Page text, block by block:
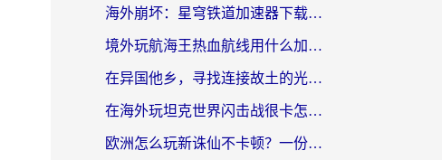
海外崩坏：星穹铁道加速器下载安装：一份给游子的终极网络指南
境外玩航海王热血航线用什么加速器？2026海外玩家实测最优方案（附欧洲问道堡垒前线加速技巧）
在异国他乡，寻找连接故土的光明大陆免费加速器
在海外玩坦克世界闪击战很卡怎么办？老玩家亲测有效的加速器选择指南
欧洲怎么玩新诛仙不卡顿？一份给海外游子的国服游戏畅玩指南